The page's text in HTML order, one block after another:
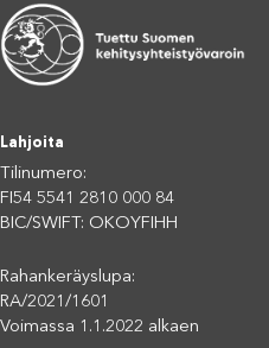
Lahjoita
Tilinumero:
FI54 5541 2810 000 84
BIC/SWIFT: OKOYFIHH
Rahankeräyslupa:
RA/2021/1601
Voimassa 1.1.2022 alkaen